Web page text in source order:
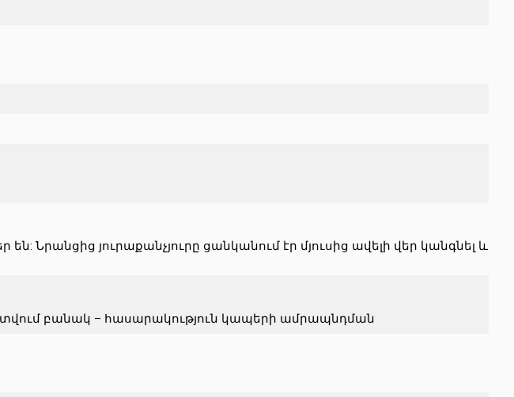
Նրանցից յուրաքանչյուրը ցանկանում էր մյուսից ավելի վեր կանգնել և
բանակ – հասարակություն կապերի ամրապնդման